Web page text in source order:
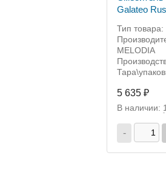
Galateo
40241R)
Тип
MELODIA
5 635 ₽
В наличии:
-